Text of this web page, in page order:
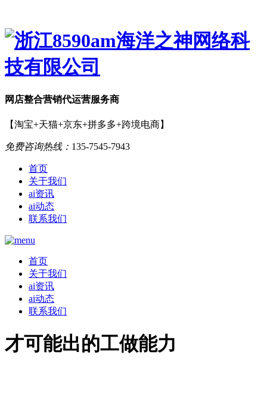
网店整合营销代运营服务商
【淘宝+天猫+京东+拼多多+跨境电商】
免费咨询热线： 135-7545-7943
首页
关于我们
ai资讯
ai动态
联系我们
首页
关于我们
ai资讯
ai动态
联系我们
才可能出的工做能力